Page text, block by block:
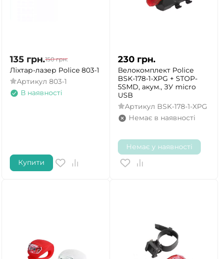
135 грн.150 грн.
Ліхтар-лазер Police 803-1
Артикул 803-1
В наявності
Купити
230 грн.
Велокомплект Police
BSK-178-1-XPG + STOP-
5SMD, акум., ЗУ micro
USB
Артикул BSK-178-1-XPG
Немає в наявності
Немає у наявності